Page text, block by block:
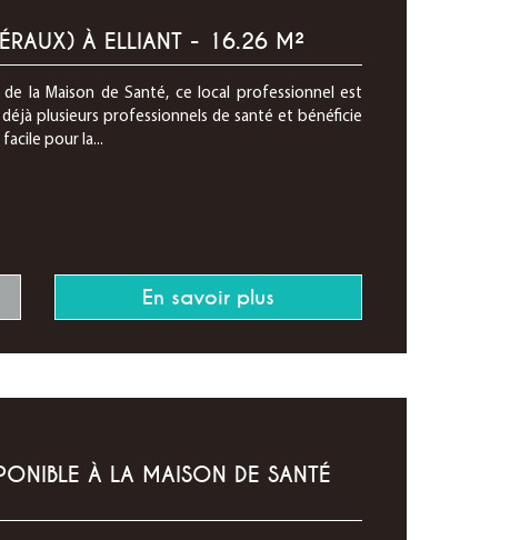
À ELLIANT - 16.26 M²
la Maison de Santé, ce local professionnel est
plusieurs professionnels de santé et bénéficie
pour la...
En savoir plus
À LA MAISON DE SANTÉ